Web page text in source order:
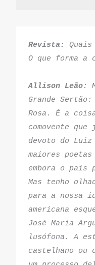
Revista:
O que forma a
Allison Leão:
Grande Sertão:
Rosa. É a
comovente
devoto do
maiores
embora o país
Mas tenho
para a nossa
americana
José Maria
lusófona. A
castelhano ou